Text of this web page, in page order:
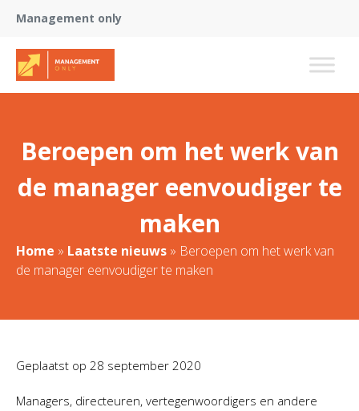
Management only
Beroepen om het werk van
de manager eenvoudiger te
maken
Home » Laatste nieuws » Beroepen om het werk van
de manager eenvoudiger te maken
Geplaatst op 28 september 2020
Managers, directeuren, vertegenwoordigers en andere